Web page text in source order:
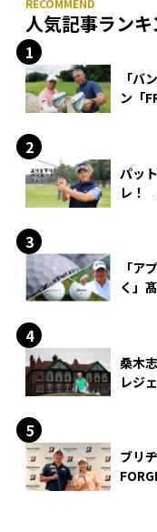
人気記事ラン
「バ
ン「
パッ
レ！
「ア
く」
桑木
レジ
ブリ